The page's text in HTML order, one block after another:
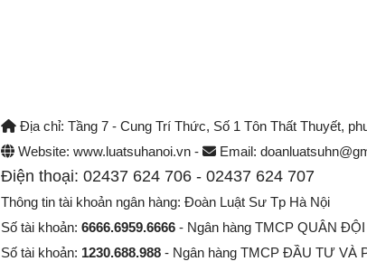
Địa chỉ: Tầng 7 - Cung Trí Thức, Số 1 Tôn Thất Thuyết,
Website: www.luatsuhanoi.vn -
Email:
Điện thoại: 02437 624 706 - 02437 624 707
Thông tin tài khoản ngân hàng: Đoàn Luật Sư Tp Hà Nội
Số tài khoản: 6666.6959.6666 - Ngân hàng TMCP QUÂN
Số tài khoản: 1230.688.988 - Ngân hàng TMCP ĐẦU TƯ VÀ